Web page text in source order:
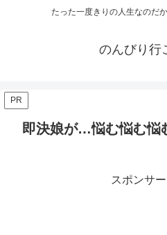
たった一度きりの人生なのだ
のんびり行
PR
即決娘が…悩む悩む悩
スポンサ